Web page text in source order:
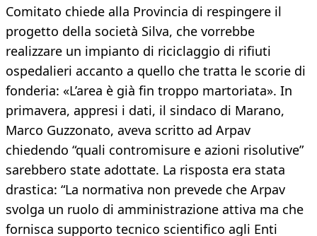
Comitato chiede alla Provincia di respingere il
progetto della società Silva, che vorrebbe
realizzare un impianto di riciclaggio di rifiuti
ospedalieri accanto a quello che tratta le scorie di
fonderia: «L’area è già fin troppo martoriata». In
primavera, appresi i dati, il sindaco di Marano,
Marco Guzzonato, aveva scritto ad Arpav
chiedendo “quali contromisure e azioni risolutive”
sarebbero state adottate. La risposta era stata
drastica: “La normativa non prevede che Arpav
svolga un ruolo di amministrazione attiva ma che
fornisca supporto tecnico scientifico agli Enti